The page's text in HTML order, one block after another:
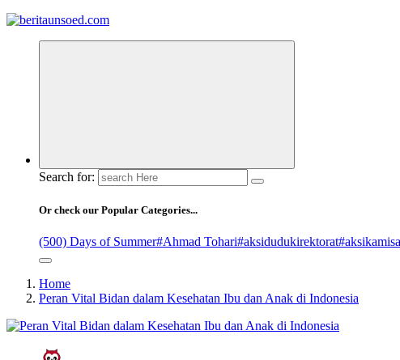
Pemandu Wawasan Almamater
Search for:
Or check our Popular Categories...
(500) Days of Summer#Ahmad Tohari#aksidudukirektorat
Home
Peran Vital Bidan dalam Kesehatan Ibu dan Anak di Indonesia